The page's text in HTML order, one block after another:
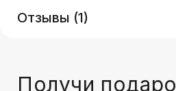
Отзывы (1)
Получи